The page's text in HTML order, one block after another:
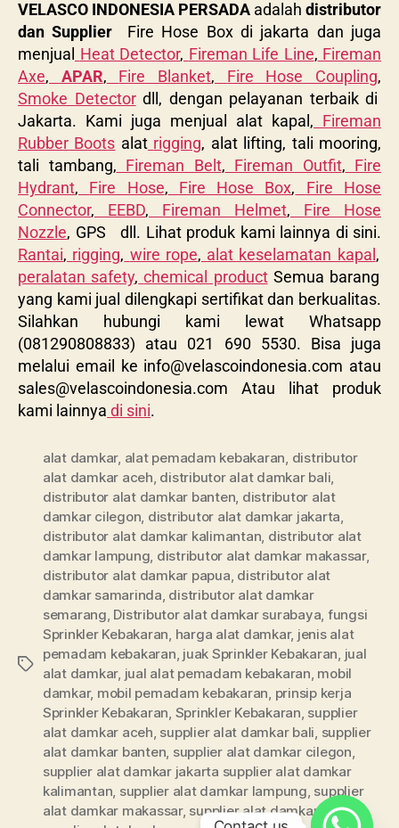
VELASCO INDONESIA PERSADA adalah distributor
dan Supplier Fire Hose Box di jakarta dan juga
menjual Heat Detector, Fireman Life Line, Fireman
Axe, APAR, Fire Blanket, Fire Hose Coupling,
Smoke Detectordll, dengan pelayanan terbaik di
Jakarta. Kami juga menjual alat kapal, Fireman
Rubber Boots alat rigging, alat lifting, tali mooring,
tali tambang, Fireman Belt, Fireman Outfit, Fire
Hydrant, Fire Hose, Fire Hose Box,
Fire Hose
Connector, EEBD, Fireman Helmet,
Fire Hose
Nozzle, GPS dll. Lihat produk kami lainnya di sini.
Rantai, rigging, wire rope, alat keselamatan kapal,
peralatan safety, chemical productSemua barang
yang kami jual dilengkapi sertifikat dan berkualitas.
Silahkan hubungi kami lewat Whatsapp
(081290808833) atau 021 690 5530. Bisa juga
melalui email ke info@velascoindonesia.com atau
sales@velascoindonesia.com Atau lihat produk
kami lainnya di sini.
alat damkar, alat pemadam kebakaran distributor
alat damkar aceh distributor alat damkar bali
distributor alat damkar banten distributor alat
damkar cilegon distributor alat damkar jakarta
distributor alat damkar kalimantan distributor alat
damkar lampung distributor alat damkar makassar,
distributor alat damkar papua distributor alat
damkar samarinda distributor alat damkar
semarang Distributor alat damkar surabaya fungsi
Sprinkler Kebakaran harga alat damkar, jenis alat
pemadam kebakaran juak Sprinkler Kebakaran jual
alat damkar, jual alat pemadam kebakaran mobil
damkar, mobil pemadam kebakaran prinsip kerja
Sprinkler Kebakaran Sprinkler Kebakaran supplier
alat damkar aceh supplier alat damkar bali supplier
alat damkar banten supplier alat damkar cilegon
supplier alat damkar jakarta supplier alat damkar
kalimantan supplier alat damkar lampung supplier
alat damkar makassar, supplier alat damkar papua